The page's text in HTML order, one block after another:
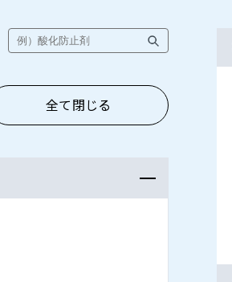
全て閉じる